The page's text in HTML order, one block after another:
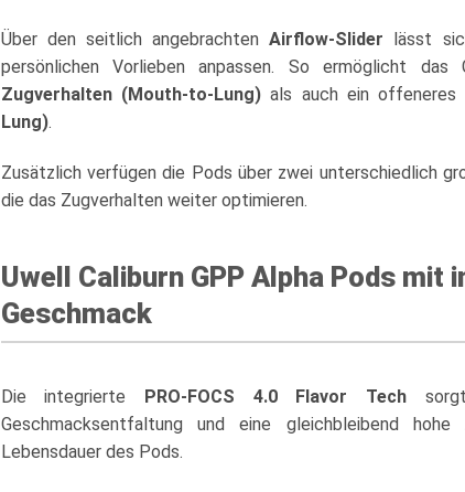
Über den seitlich angebrachtenAirflow-Slider lässt
persönlichen Vorlieben anpassen. So ermöglicht
Zugverhalten (Mouth-to-Lung) als auch ein offeneres
Lung).
Zusätzlich verfügen die Pods über zwei unterschiedlich
die das Zugverhalten weiter optimieren.
Uwell Caliburn GPP Alpha Pods mit
Geschmack
Die integrierte PRO-FOCS 4.0 Flavor Tech
Geschmacksentfaltung und eine gleichbleibend
Lebensdauer des Pods.